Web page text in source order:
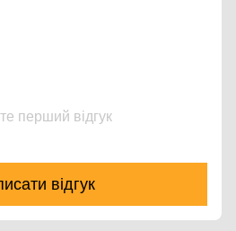
перший відгук
відгук